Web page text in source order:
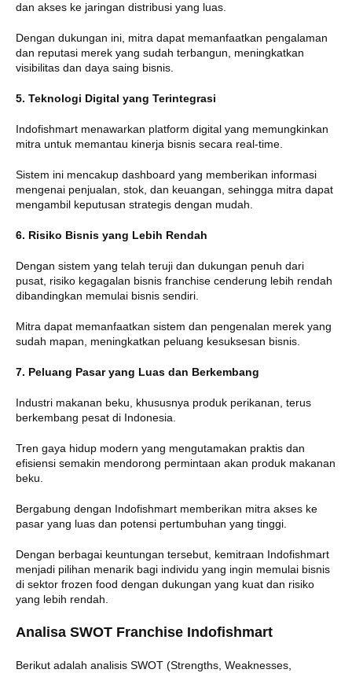
dan akses ke jaringan distribusi yang luas.
Dengan dukungan ini, mitra dapat memanfaatkan pengalaman
dan reputasi merek yang sudah terbangun, meningkatkan
visibilitas dan daya saing bisnis.
5. Teknologi Digital yang Terintegrasi
Indofishmart menawarkan platform digital yang memungkinkan
mitra untuk memantau kinerja bisnis secara real-time.
Sistem ini mencakup dashboard yang memberikan informasi
mengenai penjualan, stok, dan keuangan, sehingga mitra dapat
mengambil keputusan strategis dengan mudah.
6. Risiko Bisnis yang Lebih Rendah
Dengan sistem yang telah teruji dan dukungan penuh dari
pusat, risiko kegagalan bisnis franchise cenderung lebih rendah
dibandingkan memulai bisnis sendiri.
Mitra dapat memanfaatkan sistem dan pengenalan merek yang
sudah mapan, meningkatkan peluang kesuksesan bisnis.
7. Peluang Pasar yang Luas dan Berkembang
Industri makanan beku, khususnya produk perikanan, terus
berkembang pesat di Indonesia.
Tren gaya hidup modern yang mengutamakan praktis dan
efisiensi semakin mendorong permintaan akan produk makanan
beku.
Bergabung dengan Indofishmart memberikan mitra akses ke
pasar yang luas dan potensi pertumbuhan yang tinggi.
Dengan berbagai keuntungan tersebut, kemitraan Indofishmart
menjadi pilihan menarik bagi individu yang ingin memulai bisnis
di sektor frozen food dengan dukungan yang kuat dan risiko
yang lebih rendah.
Analisa SWOT Franchise Indofishmart
Berikut adalah analisis SWOT (Strengths, Weaknesses,